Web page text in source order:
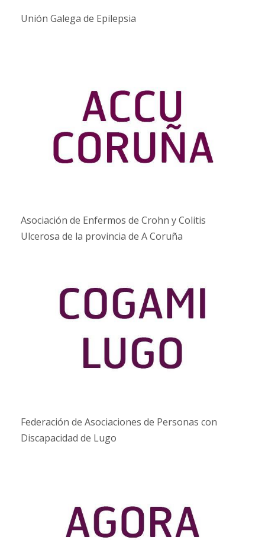
Unión Galega de Epilepsia
Asociación de Enfermos de Crohn y Colitis
Ulcerosa de la provincia de A Coruña
Federación de Asociaciones de Personas con
Discapacidad de Lugo